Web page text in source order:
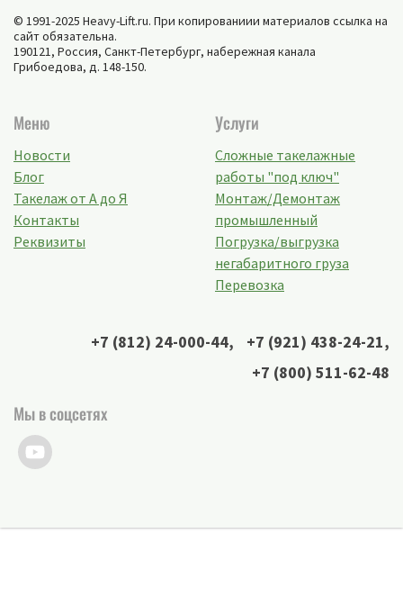
© 1991-2025 Heavy-Lift.ru. При копированиии материалов ссылка на
сайт обязательна.
190121, Россия, Санкт-Петербург, набережная канала
Грибоедова, д. 148-150.
Меню
Новости
Блог
Такелаж от А до Я
Контакты
Реквизиты
Услуги
Сложные такелажные
работы "под ключ"
Монтаж/Демонтаж
промышленный
Погрузка/выгрузка
негабаритного груза
Перевозка
+7 (812) 24-000-44, +7 (921) 438-24-21,
+7 (800) 511-62-48
Мы в соцсетях